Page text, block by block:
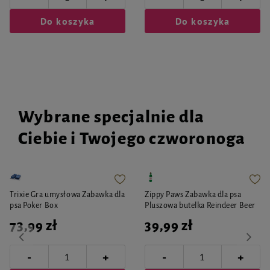
Do koszyka Do koszyka
Wybrane specjalnie dla
Ciebie i Twojego czworonoga
Trixie Gra umysłowa Zabawka dla
psa Poker Box
73,99 zł
- +
Zippy Paws Zabawka dla psa
Pluszowa butelka Reindeer Beer
39,99 zł
- +